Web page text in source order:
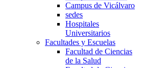
Campus de Vicálvaro
sedes
Hospitales
Universitarios
Facultades y Escuelas
Facultad de Ciencias
de la Salud